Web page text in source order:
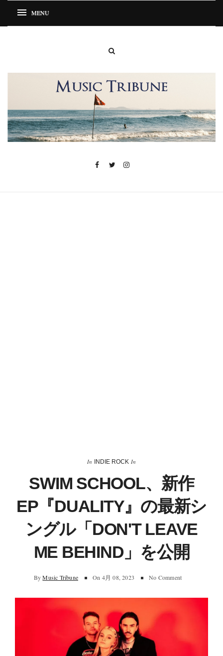
In INDIE ROCK In
SWIM SCHOOL、新作
EP『DUALITY』の最新シ
ングル「DON'T LEAVE
ME BEHIND」を公開
By Music Tribune On 4月 08, 2023 No Comment